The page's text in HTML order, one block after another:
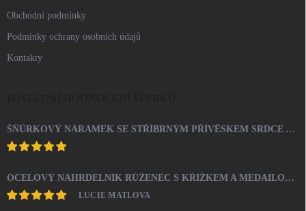
Obchodní podmínky
Podmínky ochrany osobních údajů
Kontakty
ŠŇŮRKOVÝ NÁRAMEK SE STŘÍBRNÝM PŘÍVĚSKEM SRDCE A KRYSTALY SWAROVSKI CRYSTAL (STŘÍBRO 925/1000)
OCELOVÝ NÁHRDELNÍK RŮŽENEC S KŘÍŽKEM A MEDAILONEM
LUCIE MATLOVA